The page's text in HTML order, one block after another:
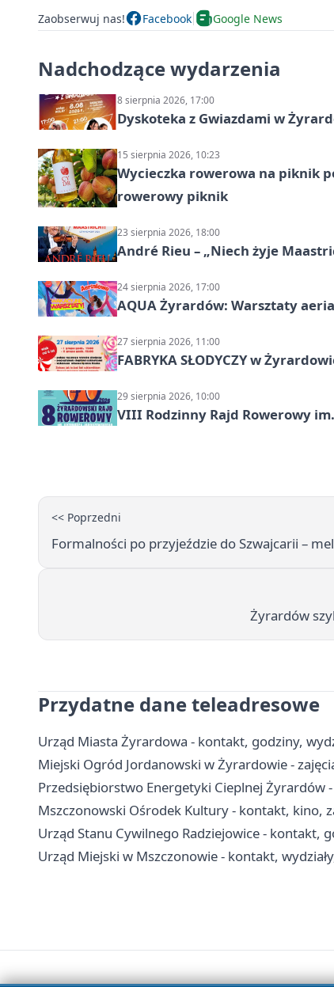
Zaobserwuj nas! Facebook Google News
Nadchodzące wydarzenia
8 sierpnia 2026, 17:00
Dyskoteka z Gwiazdami w
15 sierpnia 2026, 10:23
Wycieczka rowerowa na piknik
rowerowy piknik
23 sierpnia 2026, 18:00
André Rieu – „Niech żyje
24 sierpnia 2026, 17:00
AQUA Żyrardów: Warsztaty
27 sierpnia 2026, 11:00
FABRYKA SŁODYCZY w
29 sierpnia 2026, 10:00
VIII Rodzinny Rajd Rowerowy
<< Poprzedni
Formalności po przyjeździe do Szwajcarii –
Żyrardów
Przydatne dane teleadresowe
Urząd Miasta Żyrardowa - kontakt, godziny,
Miejski Ogród Jordanowski w Żyrardowie -
Przedsiębiorstwo Energetyki Cieplnej Żyrardów
Mszczonowski Ośrodek Kultury - kontakt, kino,
Urząd Stanu Cywilnego Radziejowice - kontakt,
Urząd Miejski w Mszczonowie - kontakt,